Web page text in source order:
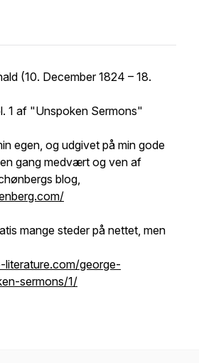
(10. December 1824 – 18.
1 af "Unspoken Sermons"
egen, og udgivet på min gode
gang medvært og ven af
blog,
mange steder på nettet, men
george-
sermons/1/